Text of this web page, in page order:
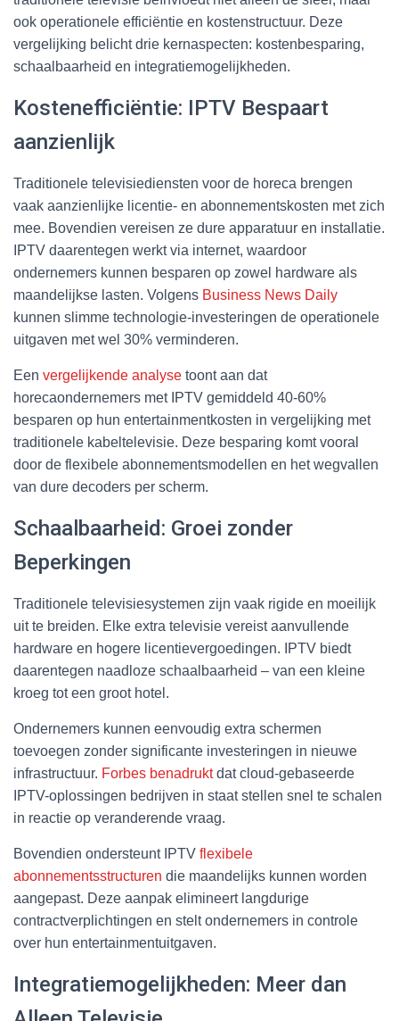
ook operationele efficiëntie en kostenstructuur. Deze
vergelijking belicht drie kernaspecten: kostenbesparing,
schaalbaarheid en integratiemogelijkheden.
Kostenefficiëntie: IPTV Bespaart
aanzienlijk
Traditionele televisiediensten voor de horeca brengen
vaak aanzienlijke licentie- en abonnementskosten met zich
mee. Bovendien vereisen ze dure apparatuur en installatie.
IPTV daarentegen werkt via internet, waardoor
ondernemers kunnen besparen op zowel hardware als
maandelijkse lasten. Volgens Business News Daily
kunnen slimme technologie-investeringen de operationele
uitgaven met wel 30% verminderen.
Een vergelijkende analyse toont aan dat
horecaondernemers met IPTV gemiddeld 40-60%
besparen op hun entertainmentkosten in vergelijking met
traditionele kabeltelevisie. Deze besparing komt vooral
door de flexibele abonnementsmodellen en het wegvallen
van dure decoders per scherm.
Schaalbaarheid: Groei zonder
Beperkingen
Traditionele televisiesystemen zijn vaak rigide en moeilijk
uit te breiden. Elke extra televisie vereist aanvullende
hardware en hogere licentievergoedingen. IPTV biedt
daarentegen naadloze schaalbaarheid – van een kleine
kroeg tot een groot hotel.
Ondernemers kunnen eenvoudig extra schermen
toevoegen zonder significante investeringen in nieuwe
infrastructuur. Forbes benadruktdat cloud-gebaseerde
IPTV-oplossingen bedrijven in staat stellen snel te schalen
in reactie op veranderende vraag.
Bovendien ondersteunt IPTV flexibele
abonnementsstructuren die maandelijks kunnen worden
aangepast. Deze aanpak elimineert langdurige
contractverplichtingen en stelt ondernemers in controle
over hun entertainmentuitgaven.
Integratiemogelijkheden: Meer dan